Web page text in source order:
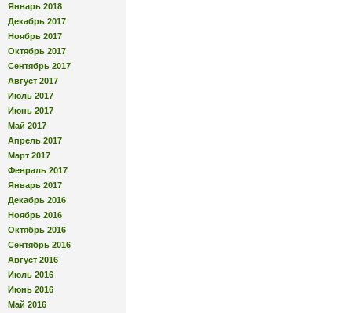
Январь 2018
Декабрь 2017
Ноябрь 2017
Октябрь 2017
Сентябрь 2017
Август 2017
Июль 2017
Июнь 2017
Май 2017
Апрель 2017
Март 2017
Февраль 2017
Январь 2017
Декабрь 2016
Ноябрь 2016
Октябрь 2016
Сентябрь 2016
Август 2016
Июль 2016
Июнь 2016
Май 2016